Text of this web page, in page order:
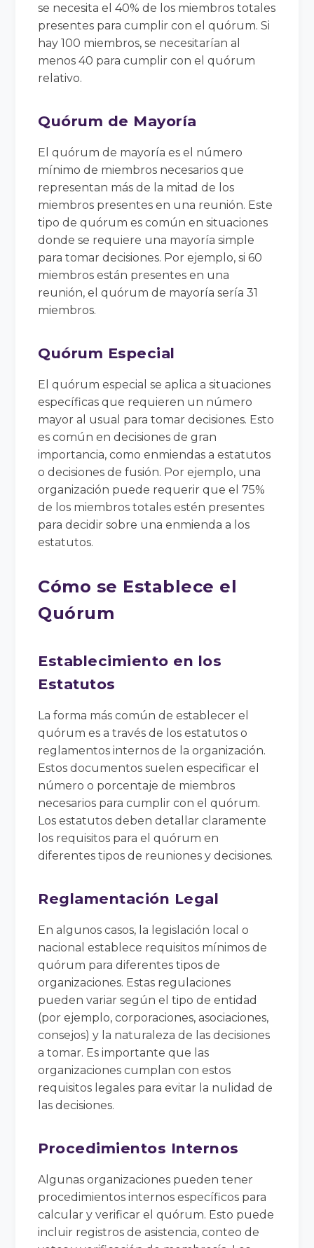
se necesita el 40% de los miembros totales
presentes para cumplir con el quórum. Si
hay 100 miembros, se necesitarían al
menos 40 para cumplir con el quórum
relativo.
Quórum de Mayoría
El quórum de mayoría es el número
mínimo de miembros necesarios que
representan más de la mitad de los
miembros presentes en una reunión. Este
tipo de quórum es común en situaciones
donde se requiere una mayoría simple
para tomar decisiones. Por ejemplo, si 60
miembros están presentes en una
reunión, el quórum de mayoría sería 31
miembros.
Quórum Especial
El quórum especial se aplica a situaciones
específicas que requieren un número
mayor al usual para tomar decisiones. Esto
es común en decisiones de gran
importancia, como enmiendas a estatutos
o decisiones de fusión. Por ejemplo, una
organización puede requerir que el 75%
de los miembros totales estén presentes
para decidir sobre una enmienda a los
estatutos.
Cómo se Establece el
Quórum
Establecimiento en los
Estatutos
La forma más común de establecer el
quórum es a través de los estatutos o
reglamentos internos de la organización.
Estos documentos suelen especificar el
número o porcentaje de miembros
necesarios para cumplir con el quórum.
Los estatutos deben detallar claramente
los requisitos para el quórum en
diferentes tipos de reuniones y decisiones.
Reglamentación Legal
En algunos casos, la legislación local o
nacional establece requisitos mínimos de
quórum para diferentes tipos de
organizaciones. Estas regulaciones
pueden variar según el tipo de entidad
(por ejemplo, corporaciones, asociaciones,
consejos) y la naturaleza de las decisiones
a tomar. Es importante que las
organizaciones cumplan con estos
requisitos legales para evitar la nulidad de
las decisiones.
Procedimientos Internos
Algunas organizaciones pueden tener
procedimientos internos específicos para
calcular y verificar el quórum. Esto puede
incluir registros de asistencia, conteo de